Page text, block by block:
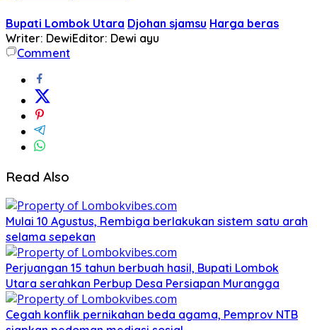
Bupati Lombok Utara Djohan sjamsu Harga beras
Writer: DewiEditor: Dewi ayu
Comment
Read Also
Mulai 10 Agustus, Rembiga berlakukan sistem satu arah
selama sepekan
Perjuangan 15 tahun berbuah hasil, Bupati Lombok
Utara serahkan Perbup Desa Persiapan Murangga
Cegah konflik pernikahan beda agama, Pemprov NTB